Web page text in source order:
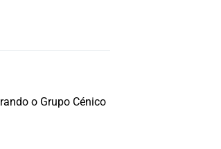
o Grupo Cénico